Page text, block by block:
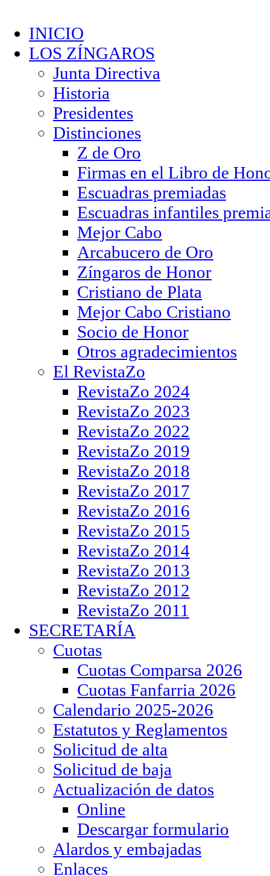
INICIO
LOS ZÍNGAROS
Junta Directiva
Historia
Presidentes
Distinciones
Z de Oro
Firmas en el Libro de
Escuadras premiadas
Escuadras infantiles
Mejor Cabo
Arcabucero de Oro
Zíngaros de Honor
Cristiano de Plata
Mejor Cabo Cristiano
Socio de Honor
Otros agradecimientos
El RevistaZo
RevistaZo 2024
RevistaZo 2023
RevistaZo 2022
RevistaZo 2019
RevistaZo 2018
RevistaZo 2017
RevistaZo 2016
RevistaZo 2015
RevistaZo 2014
RevistaZo 2013
RevistaZo 2012
RevistaZo 2011
SECRETARÍA
Cuotas
Cuotas Comparsa 2026
Cuotas Fanfarria 2026
Calendario 2025-2026
Estatutos y Reglamentos
Solicitud de alta
Solicitud de baja
Actualización de datos
Online
Descargar formulario
Alardos y embajadas
Enlaces